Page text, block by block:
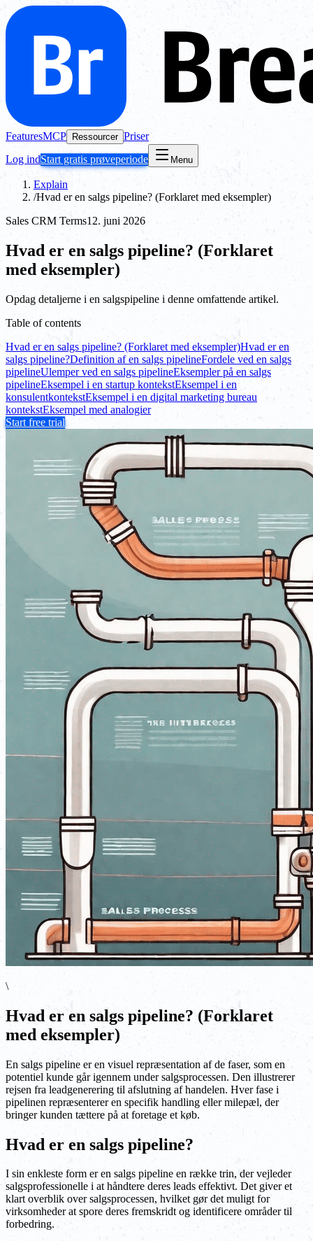
FeaturesMCP Ressourcer Priser
Log indStart gratis prøveperiode Menu
Explain
/Hvad er en salgs pipeline? (Forklaret med eksempler)
Sales CRM Terms12. juni 2026
Hvad er en salgs pipeline? (Forklaret
med eksempler)
Opdag detaljerne i en salgspipeline i denne omfattende artikel.
Table of contents
Hvad er en salgs pipeline? (Forklaret med eksempler)Hvad er en
salgs pipeline?Definition af en salgs pipelineFordele ved en salgs
pipelineUlemper ved en salgs pipelineEksempler på en salgs
pipelineEksempel i en startup kontekstEksempel i en
konsulentkontekstEksempel i en digital marketing bureau
kontekstEksempel med analogier
Start free trial
\
Hvad er en salgs pipeline? (Forklaret
med eksempler)
En salgs pipeline er en visuel repræsentation af de faser, som en
potentiel kunde går igennem under salgsprocessen. Den illustrerer
rejsen fra leadgenerering til afslutning af handelen. Hver fase i
pipelinen repræsenterer en specifik handling eller milepæl, der
bringer kunden tættere på at foretage et køb.
Hvad er en salgs pipeline?
I sin enkleste form er en salgs pipeline en række trin, der vejleder
salgsprofessionelle i at håndtere deres leads effektivt. Det giver et
klart overblik over salgsprocessen, hvilket gør det muligt for
virksomheder at spore deres fremskridt og identificere områder til
forbedring.